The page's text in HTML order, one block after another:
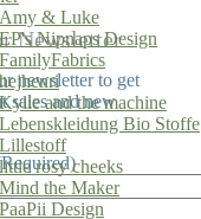
Newsletter
newsletter to get
sales and new
Amy & Luke
EP's Nipnaps Design
FamilyFabrics
hejhenri
Kylie and the machine
Lebenskleidung Bio Stoffe
Lillestoff
little rosy cheeks
Mind the Maker
PaaPii Design